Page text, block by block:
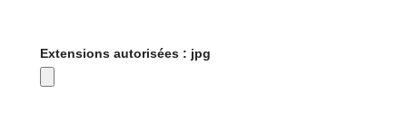
Extensions autorisées : jpg